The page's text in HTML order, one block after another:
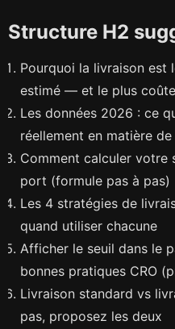
Structure H2
Pourquoi la livraison est
estimé — et le plus
Les données 2026 : ce
réellement en matière
Comment calculer votre
port (formule pas à pas)
Les 4 stratégies de
quand utiliser chacune
Afficher le seuil dans le
bonnes pratiques CRO
Livraison standard vs
pas, proposez les deux